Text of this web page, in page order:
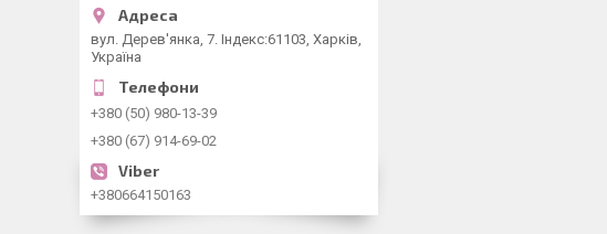
вул. Дерев'янка, 7. Індекс:61103, Харків,
Україна
+380 (50) 980-13-39
+380 (67) 914-69-02
+380664150163